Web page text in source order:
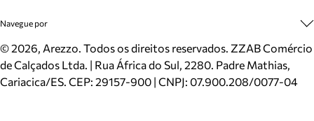
Inverno
Mundo Arezzo
Meus Pedidos
Trocas e Devoluções
Cartão Presente
Localizador de lojas
Politica e Privacidade
Navegue por
Sapatos
Bolsas
Scarpins
©2026, Arezzo. Todos os direitos reservados. ZZAB Comércio
de Calçados Ltda. | Rua África do Sul, 2280. Padre Mathias,
Cariacica/ES. CEP: 29157-900 | CNPJ: 07.900.208/0077-04